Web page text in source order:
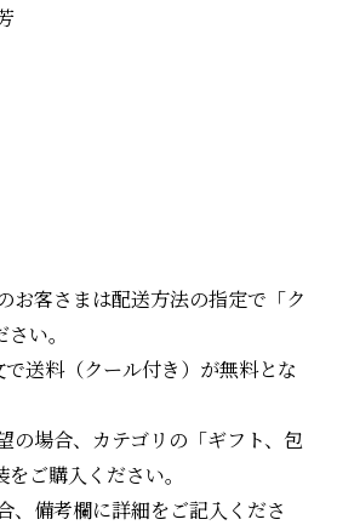
お客さまは配送方法の指定で「ク
い。
で送料（クール付き）が無料とな
の場合、カテゴリの「ギフト、包
ご購入ください。
、備考欄に詳細をご記入くださ